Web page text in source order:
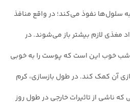
سلول‌ها نفوذ می‌کند؛ در واقع منافذ
مغذی لازم بیشتر باز می‌شوند. در
خوب این است که پوست را به خوبی
آن کمک کند. در طول بازسازی، کرم
ناشی از تاثیرات خارجی در طول روز